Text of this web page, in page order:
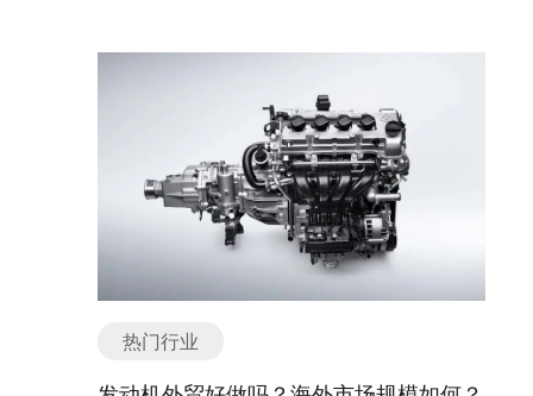
用。 然而，塑料机械市场也面临一些挑战。首先，市
场竞争激烈，各个国家和地区都有自己的塑料机械制
造商，价格竞争非常激烈。其次，环保压力和法规的
加强也对塑料机械行业提出了更高的要求，需要不断
创新和改进设备的环保性能。 总之，塑料机械在海外
市场具有巨大的发展潜力。随着全球塑料制品需求的
增长和技术的进步，塑料机械市场将继续保持稳定增
长。然而，制造商需要关注市场需求的变化，并不断
料机械主要出口哪些国家地区？ 塑料机械是一种广泛
定的网络传输速度。随着全球网络技术的不断发展和
智能设备的普及，5G路由器的需求也在不断增加。
关于5G路由器的外贸形势，可以说是非常乐观的。
随着全球范围内对5G技术的推广和应用，越来越多
的国家和地区开始建设5G网络，对5G设备的需求也
在逐渐增长。作为5G网络的重要组成部分，5G路由
器的市场需求也随之增加。 出口方面，5G路由器的
出口潜力也是相当大的。中国作为全球最大的制造业
国家之一，已经在5G技术的研发和应用方面取得了
重要进展。中国的5G路由器生产能力和技术水平在
国际市场上具备一定竞争力，因此中国的5G路由器
效、安全的特点，常用于一些特殊的场合或需求。 6.
秸秆等，通过燃烧生物质产生热能。生物质锅炉被视
为一种环保、可持续发展的能源利用方式。 除了以上
主要分类或种类的锅炉，还有一些特殊用途的锅炉，
如工业锅炉、蒸汽锅炉、热水锅炉、循环流化床锅炉
等。每种类型的锅炉都有其特定的优势和适用领域，
根据实际需求选择合适的锅炉类型非常重要。 如有任
何问题，欢迎微信联系我们。 锅炉外贸形势如何？出
口是否好做？ 锅炉外贸形势如何？出口是否好做？
首先，让我们来看一下锅炉行业的外贸形势。目前，
将继续朝着更环保、更可持续和更创新的方向发展。
或种类 吸管是一种常见的餐具，用于饮用各种液体饮
料。根据不同的材质、形状和用途，吸管产品可以分
为以下几个主要分类或种类： 1. 塑料吸管：塑料吸
管是最常见的吸管种类之一。它们通常由聚乙烯
（PE）、聚丙烯（PP）或聚苯乙烯（PS）等塑料材
料制成。塑料吸管可以是一次性的，也可以是可重复
保。纸质吸管适用于冷饮和温饮，但对于热饮来说可
健康、幸福和品质生活。这种转变促使了宠物用品行
业的多元化和高端化发展。 宠物用品行业的发展趋势
可以总结为以下几点： 1. 健康和有机产品的兴起：
随着人们对健康和有机食品的关注增加，宠物主人也
开始更加注重宠物食品的质量。有机、天然和无添加
的宠物食品逐渐受到宠物主人的青睐，这也促使了宠
物用品行业向更加健康和有机的方向发展。 2. 智能
化和科技化产品的增多：智能化和科技化的宠物用品
器、智能宠物玩具和智能宠物床等产品的出现，方便
了宠物主人的生活，也提升了宠物的生活质量。 3.
热门行业